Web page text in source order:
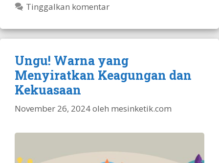
Tinggalkan komentar
Ungu! Warna yang
Menyiratkan Keagungan dan
Kekuasaan
November 26, 2024oleh mesinketik.com